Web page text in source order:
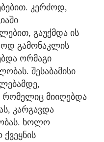
კერძოდ,
გაუქმდა ის
გამონაკლის
ორმაგი
შესაბამისი
მიიღებდა
კარგავდა
ხოლო